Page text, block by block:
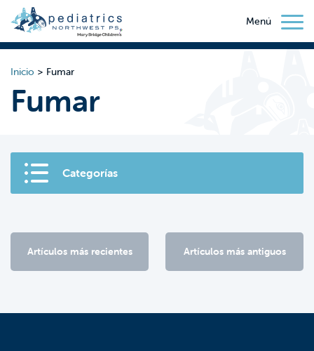
Menú
Inicio > Fumar
Fumar
Categorías
Artículos más recientes Artículos más antiguos